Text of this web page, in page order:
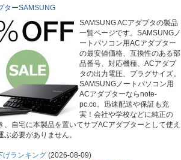
ターSAMSUNG
SAMSUNG ACアダプタの製品
一覧ページです。SAMSUNGノ
ートパソコン用ACアダプター
の最安値価格、互換性のある部
品番号、対応機種、ACアダプ
タの出力電圧、プラグサイズ。
SAMSUNGノートパソコン用
ACアダプターならnote-
pc.co。迅速配送や保証も充
実！会社や学校などに純正の
、自宅に本製品を置いてサブACアダプターとして使え
ぶ必要がありません。
げランキング (2026-08-09)